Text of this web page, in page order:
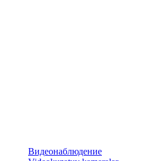
Видеонаблюдение